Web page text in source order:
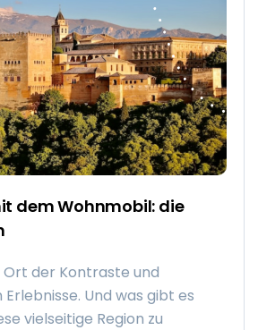
sondern ungestörtes
dem Wohnmobil: die
der Kontraste und
Und was gibt es
vielseitige Region zu